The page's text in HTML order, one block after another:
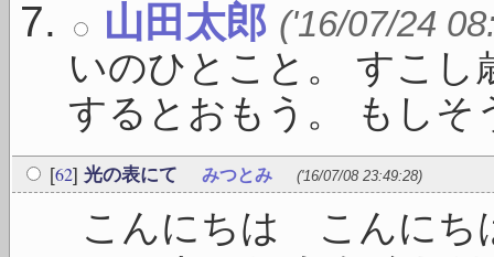
山田太郎 ('16/07/24
いのひとこと。 すこ
するとおもう。 もしそ
[62] 光の表にて みつとみ ('16/07/08 23:49:28)
こんにちは こんに